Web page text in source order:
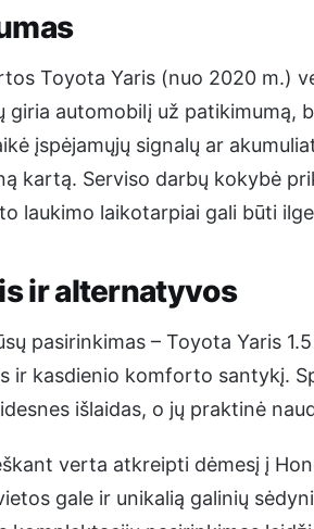
Toyota Yaris (nuo 2020 m.)
giria automobilį už patikimumą,
įspėjamųjų signalų ar
kartą. Serviso darbų kokybė
laukimo laikotarpiai gali būti
ir alternatyvos
pasirinkimas – Toyota Yaris
ir kasdienio komforto santykį.
išlaidas, o jų praktinė
verta atkreipti dėmesį į
gale ir unikalią galinių